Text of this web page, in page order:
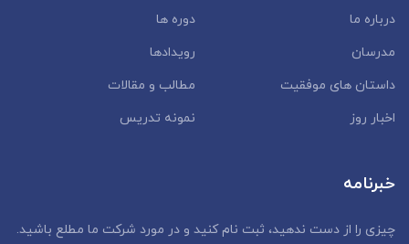
درباره ما
دوره ها
مدرسان
رویدادها
داستان‌ های موفقیت
مطالب و مقالات
اخبار روز
نمونه تدریس
خبرنامه
چیزی را از دست ندهید، ثبت نام کنید و در مورد شرکت ما مطلع باشید.